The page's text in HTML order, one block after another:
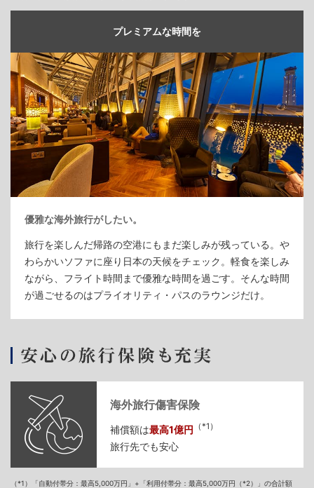
プレミアムな時間を
優雅な海外旅行がしたい。
旅行を楽しんだ帰路の空港にもまだ楽しみが残っている。や
わらかいソファに座り日本の天候をチェック。軽食を楽しみ
ながら、フライト時間まで優雅な時間を過ごす。そんな時間
が過ごせるのはプライオリティ・パスのラウンジだけ。
海外旅行傷害保険
補償額は最高1億円 （*1）
旅行先でも安心
（*1）「自動付帯分：最高5,000万円」+「利用付帯分：最高5,000万円（*2）」の合計額